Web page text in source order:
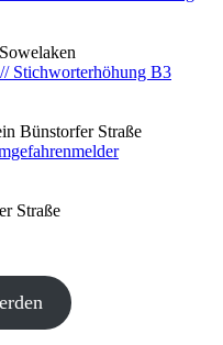
Stichworterhöhung B3
Bünstorfer Straße
Straße